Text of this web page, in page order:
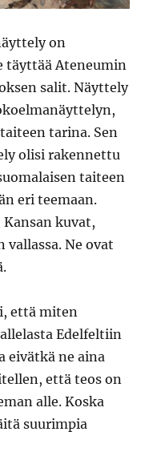
on
täyttää Ateneumin
salit. Näyttely
tarina. Sen
olisi rakennettu
taiteen
eri teemaan.
kuvat,
vallassa. Ne ovat
että miten
Edelfeltiin
eivätkä ne aina
että teos on
alle. Koska
suurimpia